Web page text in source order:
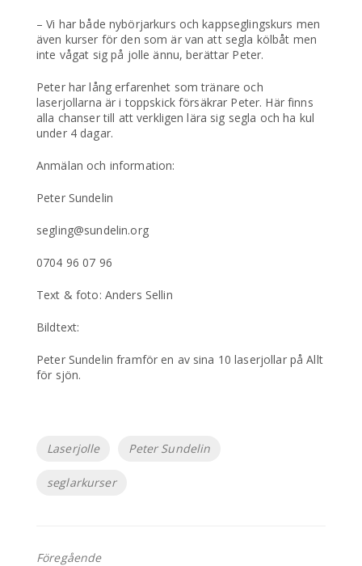
– Vi har både nybörjarkurs och kappseglingskurs men
även kurser för den som är van att segla kölbåt men
inte vågat sig på jolle ännu, berättar Peter.
Peter har lång erfarenhet som tränare och
laserjollarna är i toppskick försäkrar Peter. Här finns
alla chanser till att verkligen lära sig segla och ha kul
under 4 dagar.
Anmälan och information:
Peter Sundelin
segling@sundelin.org
0704 96 07 96
Text & foto: Anders Sellin
Bildtext:
Peter Sundelin framför en av sina 10 laserjollar på Allt
för sjön.
Etiketter
Laserjolle Peter Sundelin
seglarkurser
Föregående